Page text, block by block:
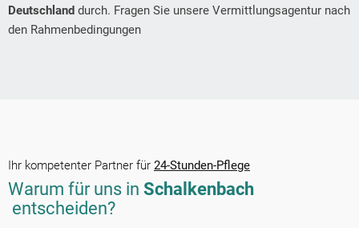
Deutschland durch. Fragen Sie unsere Vermittlungsagentur nach
den Rahmenbedingungen
Ihr kompetenter Partner für 24-Stunden-Pflege
Warum für uns in Schalkenbach
entscheiden?